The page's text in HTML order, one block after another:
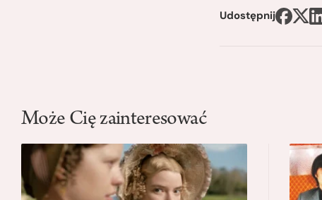
Udostępnij
Może Cię zainteresować